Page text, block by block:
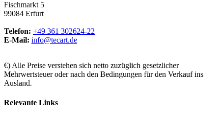
Fischmarkt 5
99084 Erfurt
Telefon: +49 361 302624-22
E-Mail: info@tecart.de
€) Alle Preise verstehen sich netto zuzüglich gesetzlicher
Mehrwertsteuer oder nach den Bedingungen für den Verkauf ins
Ausland.
Relevante Links